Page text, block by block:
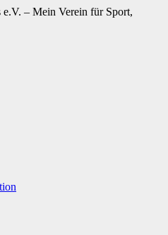
– Mein Verein für Sport,